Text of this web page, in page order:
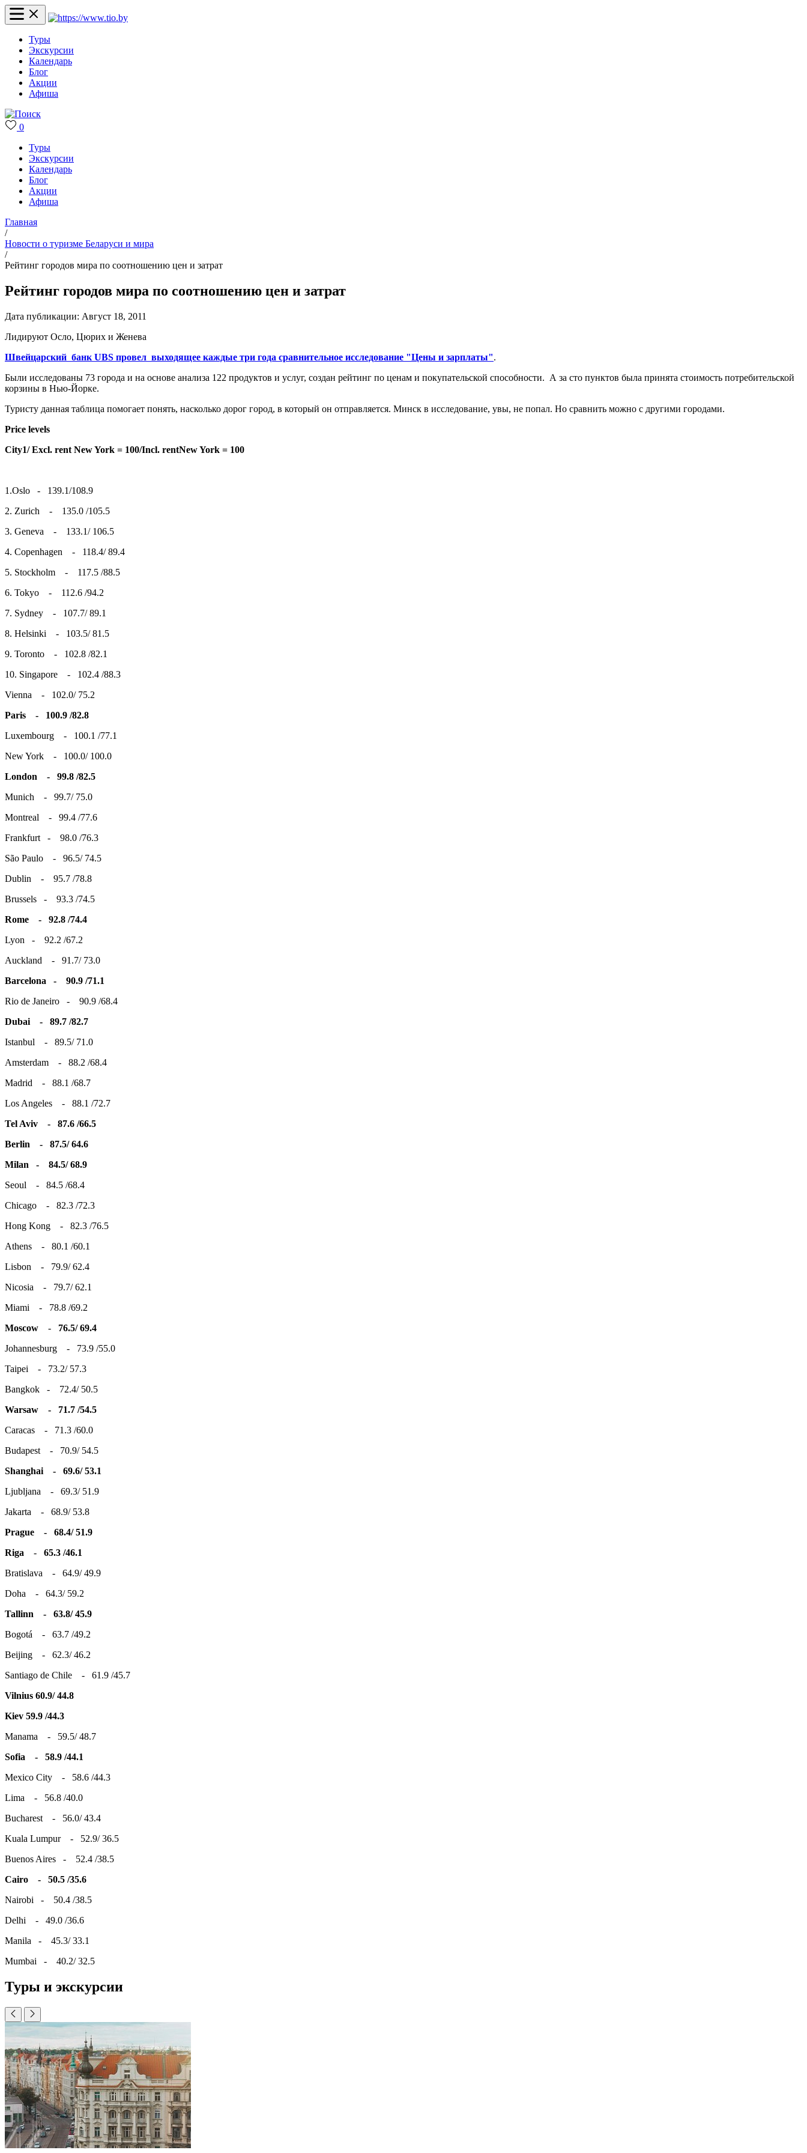
Туры
Экскурсии
Календарь
Блог
Акции
Афиша
0
Туры
Экскурсии
Календарь
Блог
Акции
Афиша
Главная
/
Новости о туризме Беларуси и мира
/
Рейтинг городов мира по соотношению цен и затрат
Рейтинг городов мира по соотношению цен и затрат
Дата публикации: Август 18, 2011
Лидируют Осло, Цюрих и Женева
Швейцарский банк UBS провел выходящее каждые три года сравнительное исследование "Цены и зарплаты".
Были исследованы 73 города и на основе анализа 122 продуктов и услуг, создан рейтинг по ценам и покупательской способности. А за сто пунктов была принята стоимость потребительской
корзины в Нью-Йорке.
Туристу данная таблица помогает понять, насколько дорог город, в который он отправляется. Минск в исследование, увы, не попал. Но сравнить можно с другими городами.
Price levels
City1/ Excl. rent New York = 100/Incl. rentNew York = 100
1.Oslo - 139.1/108.9
2. Zurich - 135.0 /105.5
3. Geneva - 133.1/ 106.5
4. Copenhagen - 118.4/ 89.4
5. Stockholm - 117.5 /88.5
6. Tokyo - 112.6 /94.2
7. Sydney - 107.7/ 89.1
8. Helsinki - 103.5/ 81.5
9. Toronto - 102.8 /82.1
10. Singapore - 102.4 /88.3
Vienna - 102.0/ 75.2
Paris - 100.9 /82.8
Luxembourg - 100.1 /77.1
New York - 100.0/ 100.0
London - 99.8 /82.5
Munich - 99.7/ 75.0
Montreal - 99.4 /77.6
Frankfurt - 98.0 /76.3
São Paulo - 96.5/ 74.5
Dublin - 95.7 /78.8
Brussels - 93.3 /74.5
Rome - 92.8 /74.4
Lyon - 92.2 /67.2
Auckland - 91.7/ 73.0
Barcelona - 90.9 /71.1
Rio de Janeiro - 90.9 /68.4
Dubai - 89.7 /82.7
Istanbul - 89.5/ 71.0
Amsterdam - 88.2 /68.4
Madrid - 88.1 /68.7
Los Angeles - 88.1 /72.7
Tel Aviv - 87.6 /66.5
Berlin - 87.5/ 64.6
Milan - 84.5/ 68.9
Seoul - 84.5 /68.4
Chicago - 82.3 /72.3
Hong Kong - 82.3 /76.5
Athens - 80.1 /60.1
Lisbon - 79.9/ 62.4
Nicosia - 79.7/ 62.1
Miami - 78.8 /69.2
Moscow
- 76.5/ 69.4
Johannesburg - 73.9 /55.0
Taipei - 73.2/ 57.3
Bangkok - 72.4/ 50.5
Warsaw - 71.7 /54.5
Caracas - 71.3 /60.0
Budapest - 70.9/ 54.5
Shanghai - 69.6/ 53.1
Ljubljana - 69.3/ 51.9
Jakarta - 68.9/ 53.8
Prague - 68.4/ 51.9
Riga
- 65.3 /46.1
Bratislava - 64.9/ 49.9
Doha - 64.3/ 59.2
Tallinn - 63.8/ 45.9
Bogotá - 63.7 /49.2
Beijing - 62.3/ 46.2
Santiago de Chile - 61.9 /45.7
Vilnius 60.9/ 44.8
Kiev 59.9 /44.3
Manama - 59.5/ 48.7
Sofia - 58.9 /44.1
Mexico City - 58.6 /44.3
Lima - 56.8 /40.0
Bucharest - 56.0/ 43.4
Kuala Lumpur - 52.9/ 36.5
Buenos Aires - 52.4 /38.5
Cairo - 50.5 /35.6
Nairobi - 50.4 /38.5
Delhi - 49.0 /36.6
Manila - 45.3/ 33.1
Mumbai - 40.2/ 32.5
Туры и экскурсии